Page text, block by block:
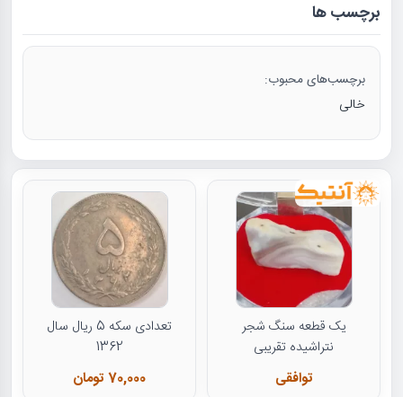
برچسب ها
برچسب‌های محبوب:
خالی
یک قطعه سنگ شجر
نتراشیده تقریبی
توافقی
تعدادی سکه 5 ریال سال
1362
70,000 تومان